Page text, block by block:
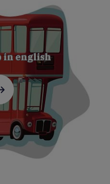
in english